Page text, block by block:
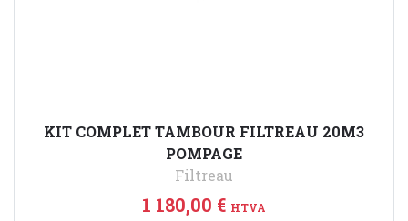
KIT COMPLET TAMBOUR FILTREAU 20M3
POMPAGE
Filtreau
1 180,00 € HTVA